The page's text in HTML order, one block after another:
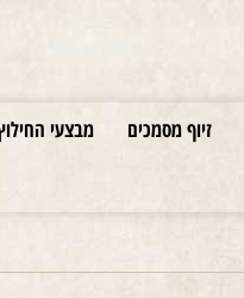
זיוף מסמכים מבצעי